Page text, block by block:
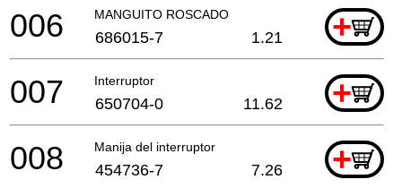
MANGUITO ROSCADO +
006 686015-7 1.21
Interruptor +
007 650704-0 11.62
Manija del interruptor +
008 454736-7 7.26